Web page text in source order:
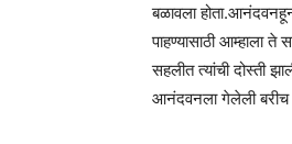
बळावला
पाहण्यासाठी आम्हाला
सहलीत त्यांची दोस्ती
आनंदवनला गेलेली बरीच